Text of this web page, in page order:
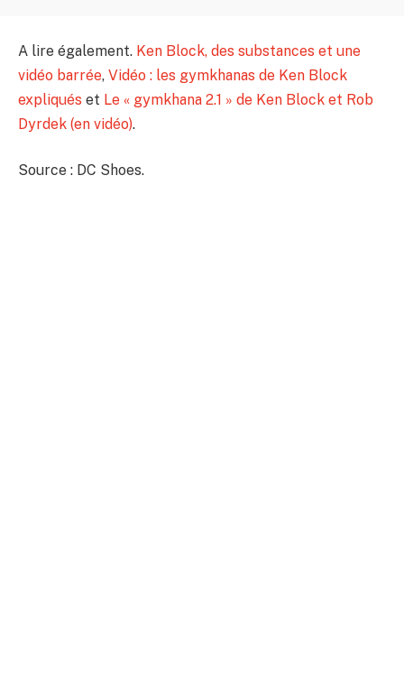
A lire également. Ken Block, des substances et une
vidéo barrée, Vidéo : les gymkhanas de Ken Block
expliqués et Le « gymkhana 2.1 » de Ken Block et Rob
Dyrdek (en vidéo).
Source : DC Shoes.